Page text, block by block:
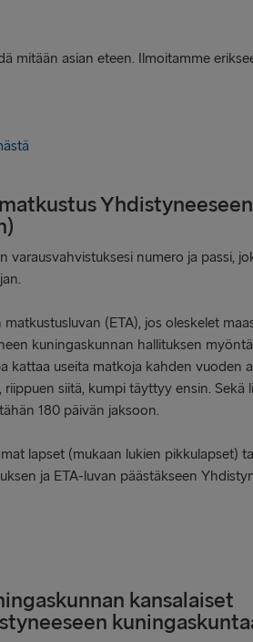
mitään asian eteen. Ilmoitamme
Yhdistyneeseen
varausvahvistuksesi numero ja passi,
(ETA), jos oleskelet
kuningaskunnan hallituksen
kattaa useita matkoja kahden vuoden
riippuen siitä, kumpi täyttyy ensin. Sekä
180 päivän jaksoon.
lapset (mukaan lukien pikkulapset)
ja ETA-luvan päästäkseen
kansalaiset